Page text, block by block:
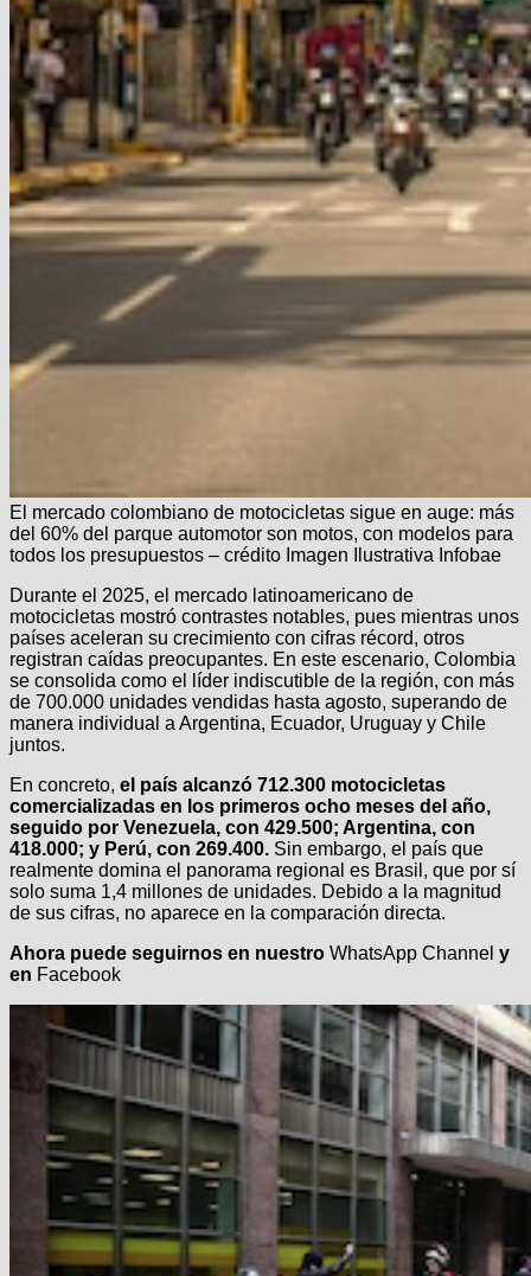
El mercado colombiano de motocicletas sigue en auge: más
del 60% del parque automotor son motos, con modelos para
todos los presupuestos – crédito Imagen Ilustrativa Infobae
Durante el 2025, el mercado latinoamericano de
motocicletas mostró contrastes notables, pues mientras unos
países aceleran su crecimiento con cifras récord, otros
registran caídas preocupantes. En este escenario, Colombia
se consolida como el líder indiscutible de la región, con más
de 700.000 unidades vendidas hasta agosto, superando de
manera individual a Argentina, Ecuador, Uruguay y Chile
juntos.
En concreto, el país alcanzó 712.300 motocicletas
comercializadas en los primeros ocho meses del año,
seguido por Venezuela, con 429.500; Argentina, con
418.000; y Perú, con 269.400. Sin embargo, el país que
realmente domina el panorama regional es Brasil, que por sí
solo suma 1,4 millones de unidades. Debido a la magnitud
de sus cifras, no aparece en la comparación directa.
Ahora puede seguirnos en nuestro WhatsApp Channel y
en Facebook